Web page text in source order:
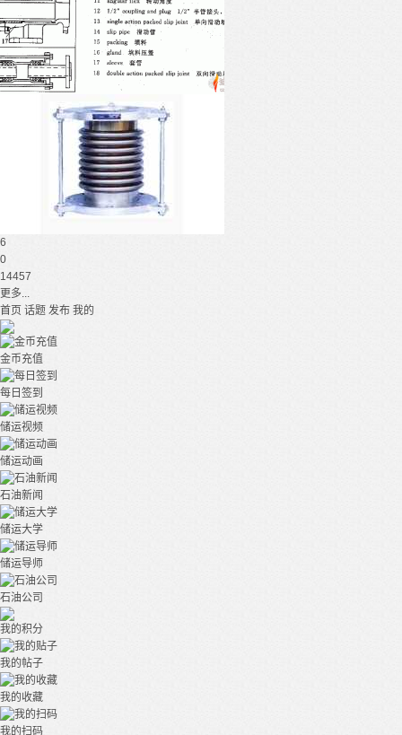
6
0
14457
更多...
首页 话题 发布 我的
金币充值
每日签到
储运视频
储运动画
石油新闻
储运大学
储运导师
石油公司
我的积分
我的帖子
我的收藏
我的扫码